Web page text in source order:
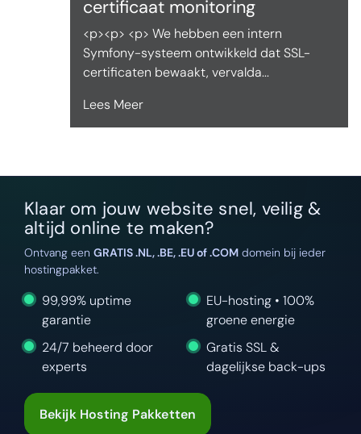
certificaat monitoring
<p><p> <p> We hebben een intern
Symfony-systeem ontwikkeld dat SSL-
certificaten bewaakt, vervalda...
Lees Meer
Klaar om jouw website snel, veilig &
altijd online te maken?
Ontvang een GRATIS .NL, .BE, .EU of .COMdomein bij ieder
hostingpakket.
99,99% uptime
garantie
EU-hosting • 100%
groene energie
24/7 beheerd door
experts
Gratis SSL &
dagelijkse back-ups
Bekijk Hosting Pakketten